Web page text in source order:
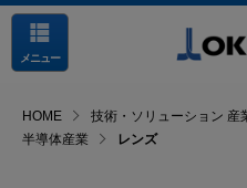
メニュー
HOME
技術・ソリューション 産
半導体産業
レンズ